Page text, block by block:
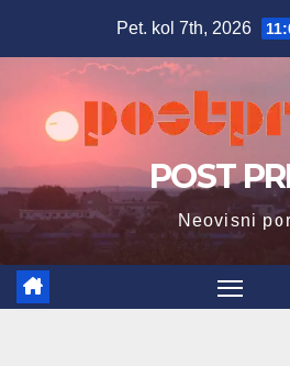
Pet. kol 7th, 2026
POST
Neovisni